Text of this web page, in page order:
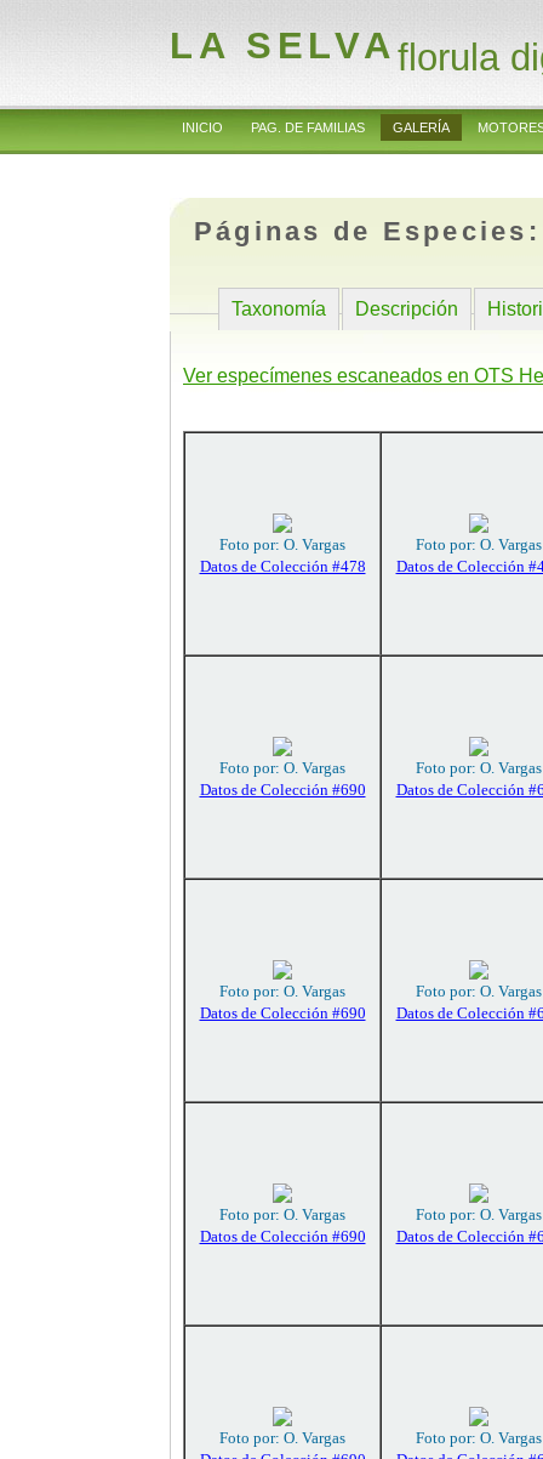
LA SELVAflorula
INICIO PAG. DE FAMILIAS GALERÍA
Páginas de
Taxonomía Descripción
Ver especímenes escaneados en OTS
Foto por: O. Vargas
Datos de Colección #478
Foto por: O. Vargas
Datos de Colección
Foto por: O. Vargas
Datos de Colección #690
Foto por: O. Vargas
Datos de Colección
Foto por: O. Vargas
Datos de Colección #690
Foto por: O. Vargas
Datos de Colección
Foto por: O. Vargas
Datos de Colección #690
Foto por: O. Vargas
Datos de Colección
Foto por: O. Vargas
Foto por: O. Vargas